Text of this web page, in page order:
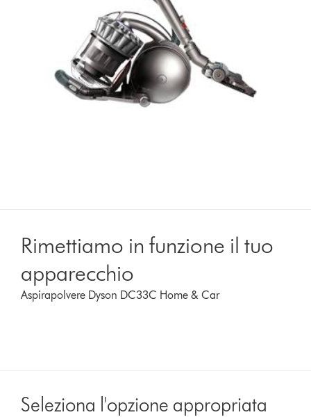
Rimettiamo in funzione il tuo
apparecchio
Aspirapolvere Dyson DC33C Home & Car
Seleziona l'opzione appropriata